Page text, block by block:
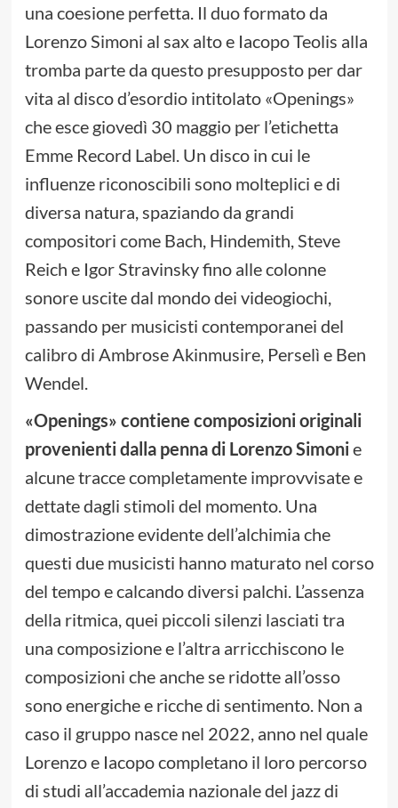
una coesione perfetta. Il duo formato da
Lorenzo Simoni al sax alto e Iacopo Teolis alla
tromba parte da questo presupposto per dar
vita al disco d’esordio intitolato «Openings»
che esce giovedì 30 maggio per l’etichetta
Emme Record Label. Un disco in cui le
influenze riconoscibili sono molteplici e di
diversa natura, spaziando da grandi
compositori come Bach, Hindemith, Steve
Reich e Igor Stravinsky fino alle colonne
sonore uscite dal mondo dei videogiochi,
passando per musicisti contemporanei del
calibro di Ambrose Akinmusire, Perselì e Ben
Wendel.
«Openings» contiene composizioni originali
provenienti dalla penna di Lorenzo Simonie
alcune tracce completamente improvvisate e
dettate dagli stimoli del momento. Una
dimostrazione evidente dell’alchimia che
questi due musicisti hanno maturato nel corso
del tempo e calcando diversi palchi. L’assenza
della ritmica, quei piccoli silenzi lasciati tra
una composizione e l’altra arricchiscono le
composizioni che anche se ridotte all’osso
sono energiche e ricche di sentimento. Non a
caso il gruppo nasce nel 2022, anno nel quale
Lorenzo e Iacopo completano il loro percorso
di studi all’accademia nazionale del jazz di